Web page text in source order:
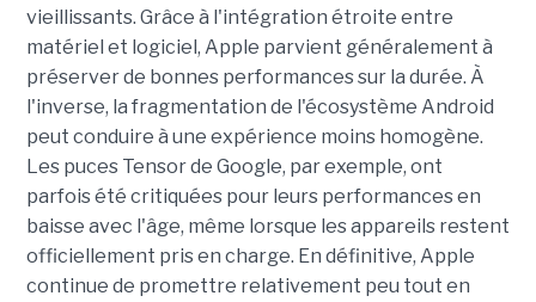
vieillissants. Grâce à l'intégration étroite entre
matériel et logiciel, Apple parvient généralement à
préserver de bonnes performances sur la durée. À
l'inverse, la fragmentation de l'écosystème Android
peut conduire à une expérience moins homogène.
Les puces Tensor de Google, par exemple, ont
parfois été critiquées pour leurs performances en
baisse avec l'âge, même lorsque les appareils restent
officiellement pris en charge. En définitive, Apple
continue de promettre relativement peu tout en